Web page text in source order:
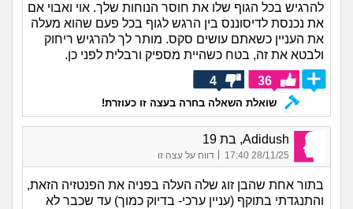
להרגיש בכל הגוף שלו את חוסר הנוחות שלך. אוי ואבוי אם
את נכנסת לדיסוננס בין הרגש לגוף בכל פעם שהוא מעלה
את העניין כשאתם עושים סקס. מותר לך להרגיש ריחוק
ולבטא את זה, בטח כשהיית מספיק ורבלית לפני כן.
36
4
שואלת השאלה בחרה בעצה זו כעוזרת!
Adidush, בת 19
28/11/25 17:40 דווח על עצה זו
בתור אחת שהבן זוג שלה העלה בפניה את הפנטזיה הזאת,
והתנגדתי בתוקף (עניין ערכי- בדיוק כמוך) עד שכבר לא